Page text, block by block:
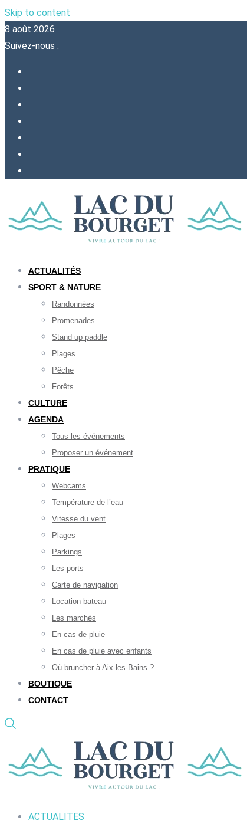
Skip to content
8 août 2026
Suivez-nous :
ACTUALITÉS
SPORT & NATURE
Randonnées
Promenades
Stand up paddle
Plages
Pêche
Forêts
CULTURE
AGENDA
Tous les événements
Proposer un événement
PRATIQUE
Webcams
Température de l’eau
Vitesse du vent
Plages
Parkings
Les ports
Carte de navigation
Location bateau
Les marchés
En cas de pluie
En cas de pluie avec enfants
Où bruncher à Aix-les-Bains ?
BOUTIQUE
CONTACT
ACTUALITES